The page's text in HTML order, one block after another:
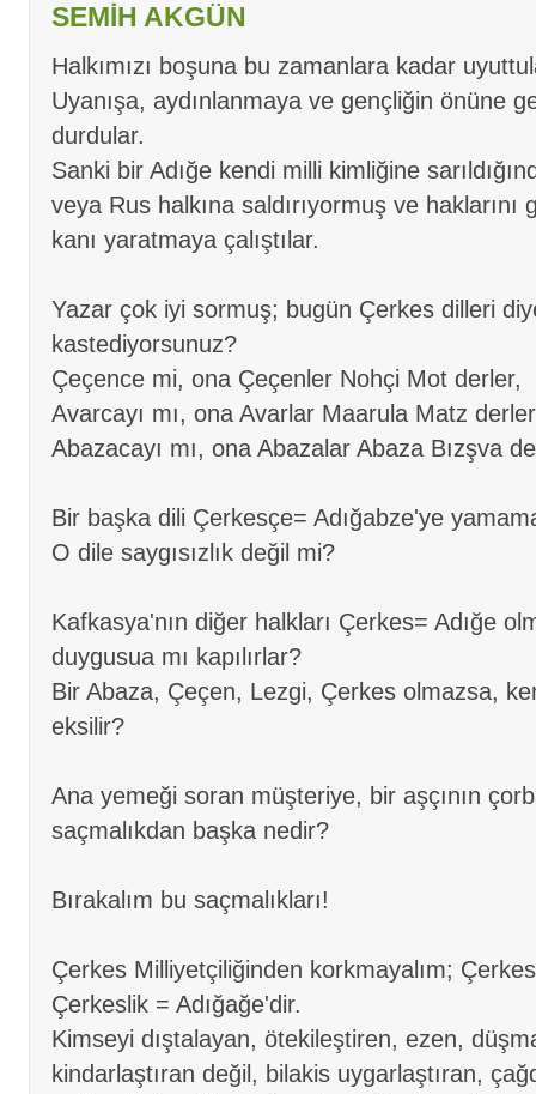
SEMİH AKGÜN
Halkımızı boşuna bu zamanlara kadar
Uyanışa, aydınlanmaya ve gençliğin önüne
durdular.
Sanki bir Adığe kendi milli kimliğine
veya Rus halkına saldırıyormuş ve
kanı yaratmaya çalıştılar.
Yazar çok iyi sormuş; bugün Çerkes dilleri
kastediyorsunuz?
Çeçence mi, ona Çeçenler Nohçi Mot derler,
Avarcayı mı, ona Avarlar Maarula Matz
Abazacayı mı, ona Abazalar Abaza Bızşva
Bir başka dili Çerkesçe= Adığabze'ye
O dile saygısızlık değil mi?
Kafkasya'nın diğer halkları Çerkes= Adığe
duygusua mı kapılırlar?
Bir Abaza, Çeçen, Lezgi, Çerkes olmazsa,
eksilir?
Ana yemeği soran müşteriye, bir aşçının
saçmalıkdan başka nedir?
Bırakalım bu saçmalıkları!
Çerkes Milliyetçiliğinden korkmayalım;
Çerkeslik = Adığağe'dir.
Kimseyi dıştalayan, ötekileştiren, ezen,
kindarlaştıran değil, bilakis uygarlaştıran,